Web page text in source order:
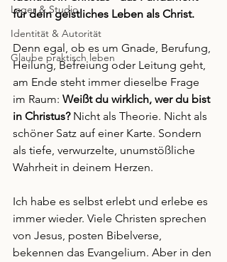
Lager & Studio
Identität & Autorität
Glaube praktisch leben
für dein geistliches Leben als Christ.
Denn egal, ob es um Gnade, Berufung,
Heilung, Befreiung oder Leitung geht,
am Ende steht immer dieselbe Frage
im Raum: Weißt du wirklich, wer du bist
in Christus? Nicht als Theorie. Nicht als
schöner Satz auf einer Karte. Sondern
als tiefe, verwurzelte, unumstößliche
Wahrheit in deinem Herzen.
Ich habe es selbst erlebt und erlebe es
immer wieder. Viele Christen sprechen
von Jesus, posten Bibelverse,
bekennen das Evangelium. Aber in den